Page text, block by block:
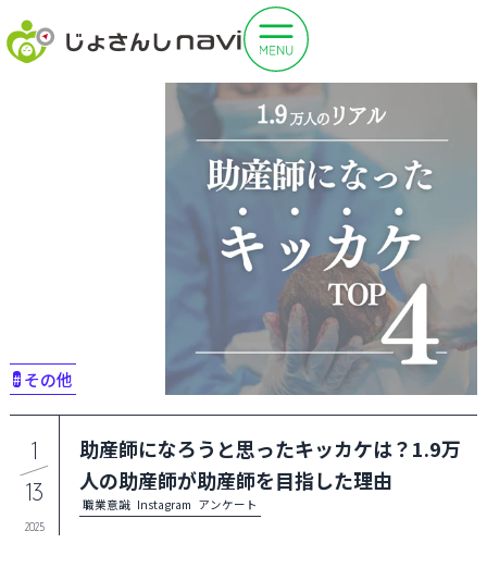
# その他
1
13
2025
助産師になろうと思ったキッカケは？1.9万
人の助産師が助産師を目指した理由
職業意識 Instagram アンケート